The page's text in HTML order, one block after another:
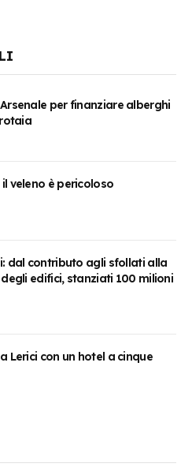
per finanziare alberghi
veleno è pericoloso
dal contributo agli sfollati alla
edifici, stanziati 100 milioni
Lerici con un hotel a cinque